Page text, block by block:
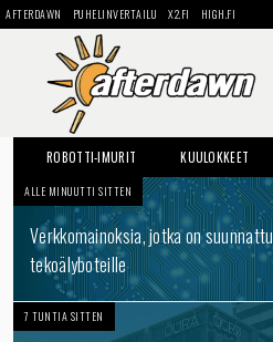
AFTERDAWN PUHELINVERTAILU X2.FI HIGH.FI
ROBOTTI-IMURIT KUULOKKEET
ALLE MINUUTTI SITTEN
Verkkomainoksia, jotka on suunnattu
tekoälyboteille
7 TUNTIA SITTEN